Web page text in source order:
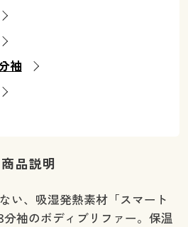
袖
商品説明
い、吸湿発熱素材「スマート
袖のボディブリファー。保温